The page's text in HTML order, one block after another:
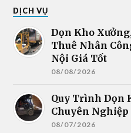
DỊCH VỤ
Dọn Kho
Thuê Nhân
Nội Giá Tốt
08/08/2026
Quy Trình Dọn
Chuyên
08/07/2026